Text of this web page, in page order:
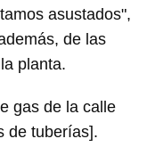
asustados",
de las
planta.
gas de la calle
de tuberías].